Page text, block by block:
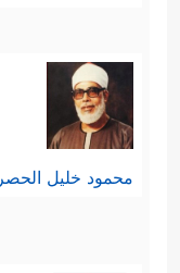
محمود خليل